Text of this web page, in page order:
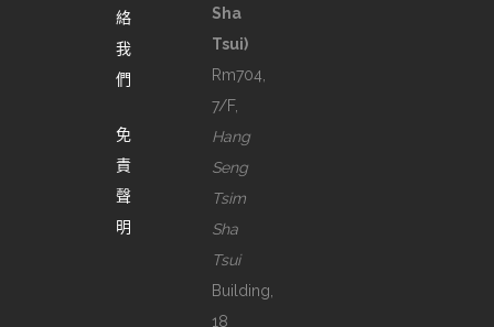
絡
我
們
免
責
聲
明
Sha
Tsui)
Rm704,
7/F,
Hang
Seng
Tsim
Sha
Tsui
Building,
18